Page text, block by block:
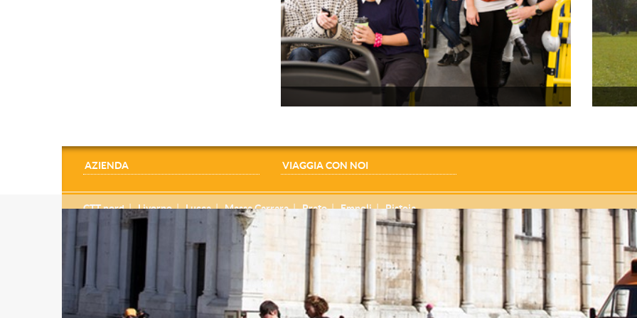
AZIENDA VIAGGIA CON NOI
CTT nord Livorno Lucca Massa Carrara Prato Empoli Pistoia
cptscarl.fatture@legalmail.it
Via Bellatalla, 1 - 56121 Ospedaletto PISA
cap. soc. € 25.000 i.v.- PEC: cptscarl@legalmail.it - C.F.-P.IVA 01730850508
Società soggetta all’attività di direzione e coordinamento da parte di CTT NORD srl - C.F.-P.IVA 01954820971